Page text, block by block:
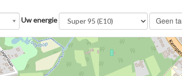
Uw energie Geen